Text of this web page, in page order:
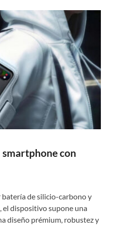
con
de silicio-carbono y
dispositivo supone una
diseño prémium, robustez y